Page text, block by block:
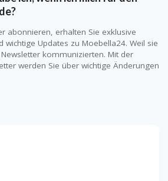
abonnieren, erhalten Sie exklusive
wichtige Updates zu Moebella24. Weil sie
kommunizierten. Mit der
werden Sie über wichtige Änderungen